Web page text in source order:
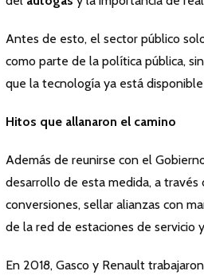
Antes de esto, el sector público
como parte de la política pública,
que la tecnología ya está
Hitos que allanaron el camino
Además de reunirse con el
desarrollo de esta medida, a
conversiones, sellar alianzas con
de la red de estaciones de servicio
En 2018, Gasco y Renault